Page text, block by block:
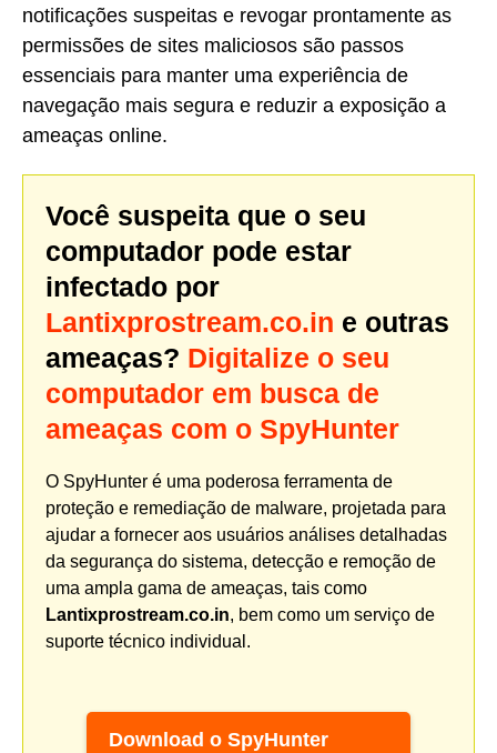
notificações suspeitas e revogar prontamente as
permissões de sites maliciosos são passos
essenciais para manter uma experiência de
navegação mais segura e reduzir a exposição a
ameaças online.
Você suspeita que o seu
computador pode estar
infectado por
Lantixprostream.co.in e outras
ameaças? Digitalize o seu
computador em busca de
ameaças com o SpyHunter
O SpyHunter é uma poderosa ferramenta de
proteção e remediação de malware, projetada para
ajudar a fornecer aos usuários análises detalhadas
da segurança do sistema, detecção e remoção de
uma ampla gama de ameaças, tais como
Lantixprostream.co.in, bem como um serviço de
suporte técnico individual.
Download o SpyHunter